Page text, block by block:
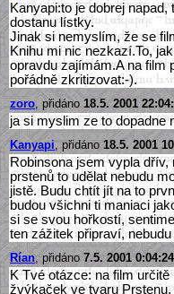
Kanyapi:to je dobrej
dostanu lístky.
Jinak si nemyslím, že se
Knihu mi nic nezkazí.To,
opravdu zajímám.A na film
pořádně zkritizovat:-).
zoro, přidáno 18.5. 2001
ja si myslim ze to dopadne
Kanyapi, přidáno 18.5. 2001
Robinsona jsem vypla
prstenů to udělat nebudu
jistě. Budu chtít jít na to
budou všichni ti maniaci
si se svou hořkostí,
ten zážitek připraví,
Rían, přidáno 7.5. 2001 0:04:24
K Tvé otázce: na film
žvýkaček ve tvaru